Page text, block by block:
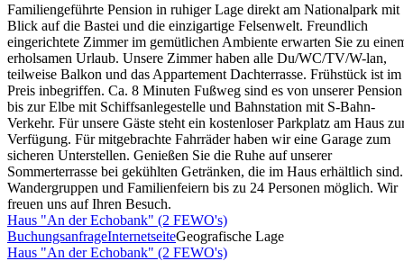
Familiengeführte Pension in ruhiger Lage direkt am Nationalpark mit
Blick auf die Bastei und die einzigartige Felsenwelt. Freundlich
eingerichtete Zimmer im gemütlichen Ambiente erwarten Sie zu
erholsamen Urlaub. Unsere Zimmer haben alle Du/WC/TV/W-lan,
teilweise Balkon und das Appartement Dachterrasse. Frühstück ist im
Preis inbegriffen. Ca. 8 Minuten Fußweg sind es von unserer Pension
bis zur Elbe mit Schiffsanlegestelle und Bahnstation mit S-Bahn-
Verkehr. Für unsere Gäste steht ein kostenloser Parkplatz am Haus
Verfügung. Für mitgebrachte Fahrräder haben wir eine Garage zum
sicheren Unterstellen. Genießen Sie die Ruhe auf unserer
Sommerterrasse bei gekühlten Getränken, die im Haus erhältlich sind.
Wandergruppen und Familienfeiern bis zu 24 Personen möglich. Wir
freuen uns auf Ihren Besuch.
Haus "An der Echobank" (2 FEWO's)
BuchungsanfrageInternetseiteGeografische Lage
Haus "An der Echobank" (2 FEWO's)